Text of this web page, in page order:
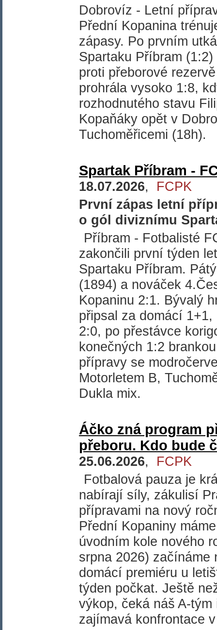
Dobrovíz - Letní
Přední Kopanina
zápasy. Po prvním
Spartaku Příbram
proti přeborové
prohrála vysoko 1:8,
rozhodnutého stavu
Kopaňáky opět v
Tuchoměřicemi (18h).
Spartak Příbram -
18.07.2026, FCPK
První zápas letní
o gól diviznímu
Příbram - Fotbalisté
zakončili první týden
Spartaku Příbram.
(1894) a nováček
Kopaninu 2:1. Bývalý
připsal za domácí
2:0, po přestávce
konečných 1:2
přípravy se
Motorletem B,
Dukla mix.
Áčko zná program
přeboru. Kdo bude
25.06.2026, FCPK
Fotbalová pauza je
nabírají síly, zákulisí
přípravami na nový
Přední Kopaniny
úvodním kole nového
srpna 2026) začínáme
domácí premiéru u
týden počkat. Ještě
výkop, čeká náš A-
zajímavá konfrontace